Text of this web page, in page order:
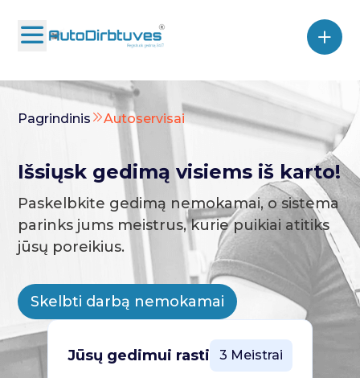
Pagrindinis Autoservisai
Išsiųsk gedimą visiems iš karto!
Paskelbkite gedimą nemokamai, o sistema
parinks jums meistrus, kurie puikiai atitiks
jūsų poreikius.
Skelbti darbą nemokamai
Jūsų gedimui rasti 3 Meistrai